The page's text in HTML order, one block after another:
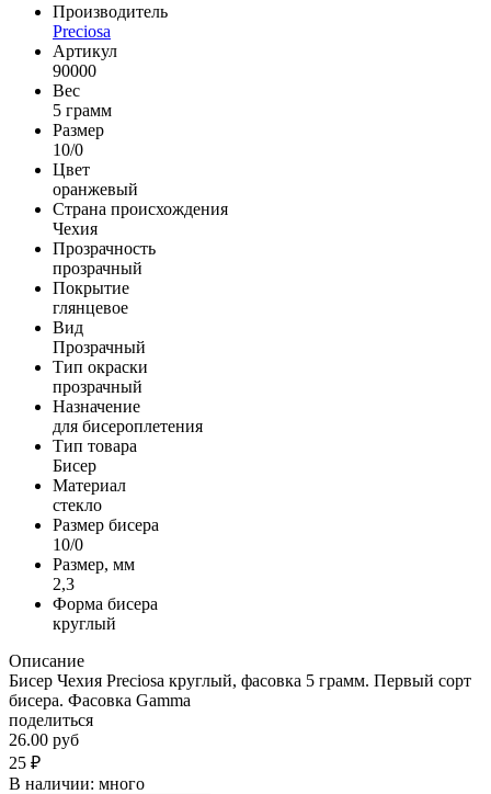
Производитель
Preciosa
Артикул
90000
Вес
5 грамм
Размер
10/0
Цвет
оранжевый
Страна происхождения
Чехия
Прозрачность
прозрачный
Покрытие
глянцевое
Вид
Прозрачный
Тип окраски
прозрачный
Назначение
для бисероплетения
Тип товара
Бисер
Материал
стекло
Размер бисера
10/0
Размер, мм
2,3
Форма бисера
круглый
Описание
Бисер Чехия Preciosa круглый, фасовка 5 грамм. Первый сорт
бисера. Фасовка Gamma
поделиться
26.00 руб
25 ₽
В наличии: много